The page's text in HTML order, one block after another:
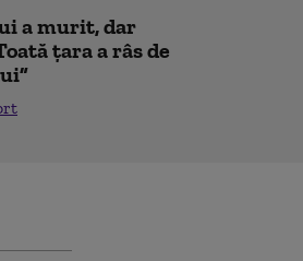
a murit, dar
țara a râs de